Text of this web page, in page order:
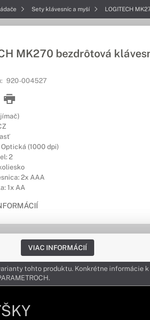
Sety klávesníc a myší LOGITECH
MK270 bezdrôtová
920-004527
(1000 dpi)
2
2x AAA
1x AA
VIAC INFORMÁCIÍ
tohto produktu. Konkrétne informácie k